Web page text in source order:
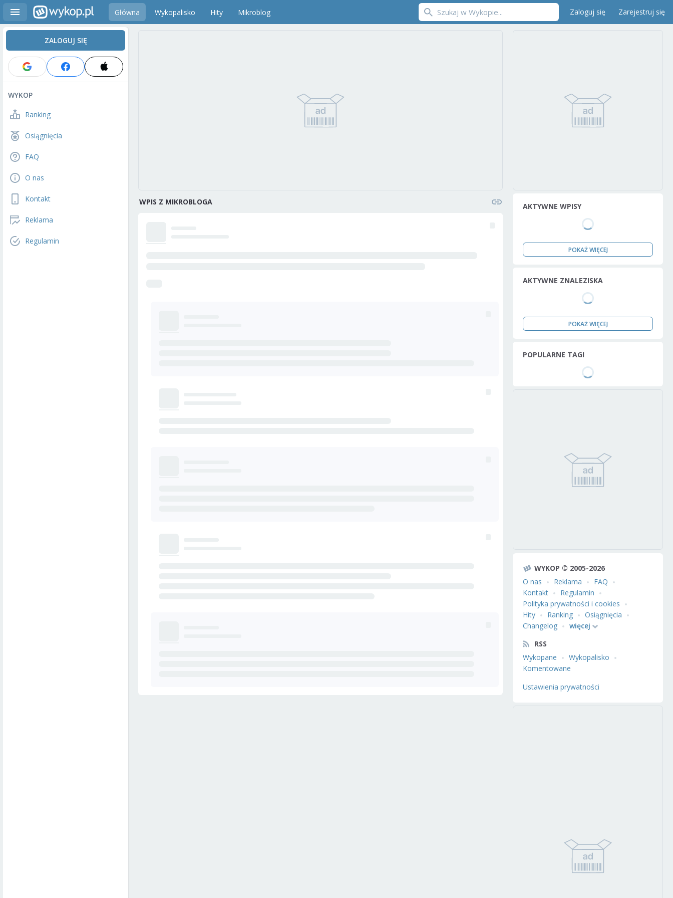
Główna Wykopalisko Hity Mikroblog Zaloguj się Zarejestruj się
ZALOGUJ SIĘ
WYKOP
Ranking
Osiągnięcia
FAQ
O nas
Kontakt
Reklama
Regulamin
WPIS Z MIKROBLOGA AKTYWNE WPISY
POKAŻ WIĘCEJ
AKTYWNE ZNALEZISKA
POKAŻ WIĘCEJ
POPULARNE TAGI
WYKOP © 2005-2026
O nas
Reklama
FAQ
Kontakt
Regulamin
Polityka prywatności i cookies
Hity
Ranking
Osiągnięcia
Changelog
więcej
RSS
Wykopane
Wykopalisko
Komentowane
Ustawienia prywatności